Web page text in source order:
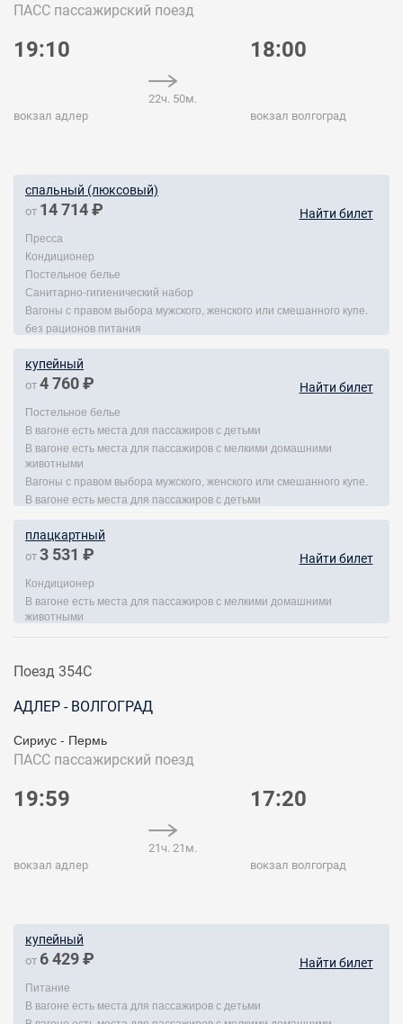
ПАСС пассажирский поезд
19:10
вокзал адлер
22ч. 50м.
18:00
вокзал волгоград
спальный (люксовый)
от 14 714 ₽ Найти билет
Пресса
Кондиционер
Постельное белье
Санитарно-гигиенический набор
Вагоны с правом выбора мужского, женского или смешанного купе.
без рационов питания
купейный
от 4 760 ₽ Найти билет
Постельное белье
В вагоне есть места для пассажиров с детьми
В вагоне есть места для пассажиров с мелкими домашними
животными
Вагоны с правом выбора мужского, женского или смешанного купе.
В вагоне есть места для пассажиров с детьми
плацкартный
от 3 531 ₽ Найти билет
Кондиционер
В вагоне есть места для пассажиров с мелкими домашними
животными
Поезд 354С
АДЛЕР - ВОЛГОГРАД
Сириус - Пермь
ПАСС пассажирский поезд
19:59
вокзал адлер
21ч. 21м.
17:20
вокзал волгоград
купейный
от 6 429 ₽ Найти билет
Питание
В вагоне есть места для пассажиров с детьми